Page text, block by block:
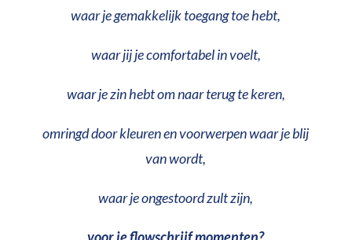
waar je gemakkelijk toegang toe hebt,
waar jij je comfortabel in voelt,
waar je zin hebt om naar terug te keren,
omringd door kleuren en voorwerpen waar je blij
van wordt,
waar je ongestoord zult zijn,